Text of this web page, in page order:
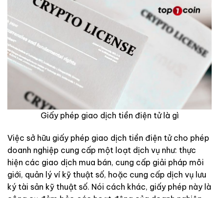
Giấy phép giao dịch tiền điện tử là gì
Việc sở hữu giấy phép giao dịch tiền điện tử cho phép
doanh nghiệp cung cấp một loạt dịch vụ như: thực
hiện các giao dịch mua bán, cung cấp giải pháp môi
giới, quản lý ví kỹ thuật số, hoặc cung cấp dịch vụ lưu
ký tài sản kỹ thuật số. Nói cách khác, giấy phép này là